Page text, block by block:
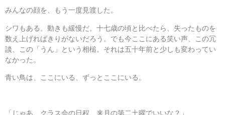
みんなの顔を、もう一度見渡した。
シワもある。動きも緩慢だ。十七歳の頃と比べたら、失ったものを
数え上げればきりがないだろう。でも今ここにある笑い声、この冗
談、この「うん」という相槌。それは五十年前と少しも変わってい
なかった。
青い鳥は、ここにいる、ずっとここにいる。
「じゃあ、クラス会の日程、来月の第二土曜でいいな？」